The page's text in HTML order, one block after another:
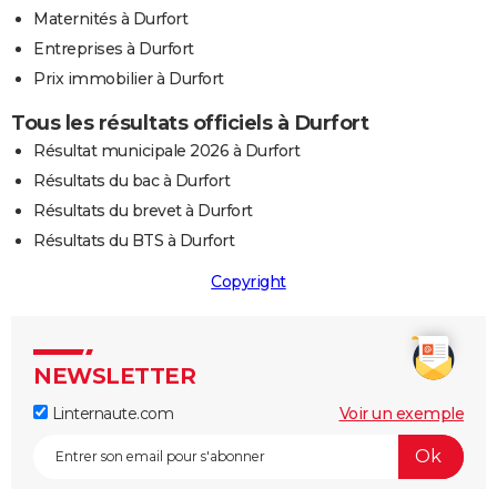
Maternités à Durfort
Entreprises à Durfort
Prix immobilier à Durfort
Tous les résultats officiels à Durfort
Résultat municipale 2026 à Durfort
Résultats du bac à Durfort
Résultats du brevet à Durfort
Résultats du BTS à Durfort
Copyright
NEWSLETTER
Linternaute.com Voir un exemple